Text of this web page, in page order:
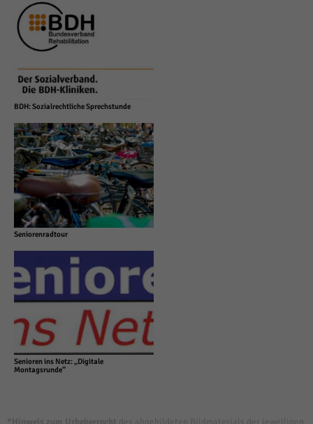
BDH: Sozialrechtliche Sprechstunde
Seniorenradtour
Senioren ins Netz: „Digitale
Montagsrunde“